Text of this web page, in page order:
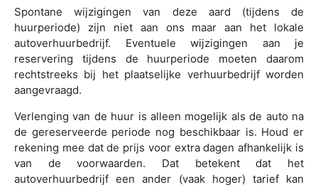
Spontane wijzigingen van deze aard (tijdens de
huurperiode) zijn niet aan ons maar aan het lokale
autoverhuurbedrijf. Eventuele wijzigingen aan je
reservering tijdens de huurperiode moeten daarom
rechtstreeks bij het plaatselijke verhuurbedrijf worden
aangevraagd.
Verlenging van de huur is alleen mogelijk als de auto na
de gereserveerde periode nog beschikbaar is. Houd er
rekening mee dat de prijs voor extra dagen afhankelijk is
van de voorwaarden. Dat betekent dat het
autoverhuurbedrijf een ander (vaak hoger) tarief kan